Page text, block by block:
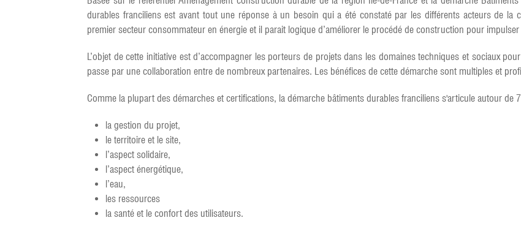
durables franciliens est avant tout une réponse à un besoin qui a été constaté par les différents acteurs de la
premier secteur consommateur en énergie et il parait logique d’améliorer le procédé de construction pour
L’objet de cette initiative est d’accompagner les porteurs de projets dans les domaines techniques et sociaux
passe par une collaboration entre de nombreux partenaires. Les bénéfices de cette démarche sont multiples et
Comme la plupart des démarches et certifications, la démarche bâtiments durables franciliens s'articule autour de
la gestion du projet,
le territoire et le site,
l’aspect solidaire,
l’aspect énergétique,
l’eau,
les ressources
la santé et le confort des utilisateurs.